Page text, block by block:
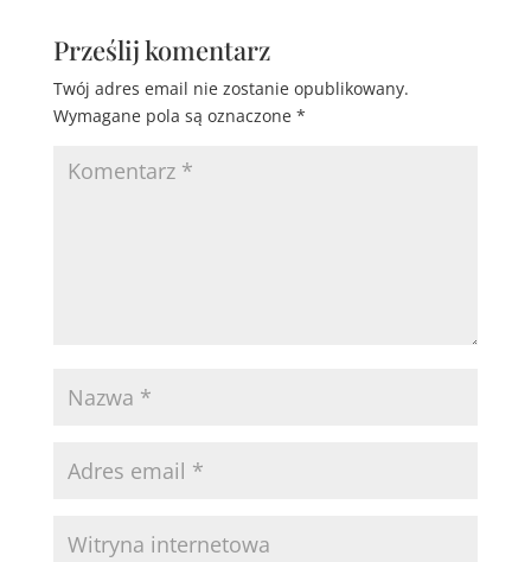
Prześlij komentarz
Twój adres email nie zostanie opublikowany.
Wymagane pola są oznaczone *